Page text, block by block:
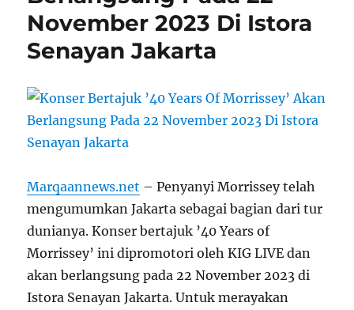
November 2023 Di Istora
Senayan Jakarta
Marqaannews.net – Penyanyi Morrissey telah
mengumumkan Jakarta sebagai bagian dari tur
dunianya. Konser bertajuk ’40 Years of
Morrissey’ ini dipromotori oleh KIG LIVE dan
akan berlangsung pada 22 November 2023 di
Istora Senayan Jakarta. Untuk merayakan